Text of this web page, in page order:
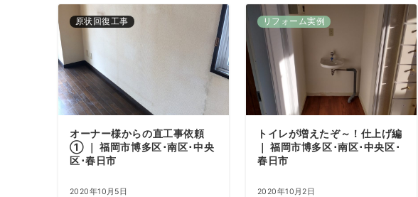
原状回復工事
オーナー様からの直工事依頼
① ｜ 福岡市博多区･南区･中央
区･春日市
2020年10月5日
リフォーム実例
トイレが増えたぞ～！仕上げ編
｜ 福岡市博多区･南区･中央区･
春日市
2020年10月2日